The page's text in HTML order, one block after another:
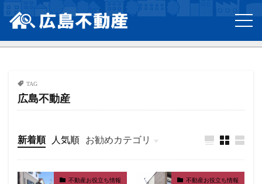
TAG
広島不動産
新着順 人気順
お勧めカテゴリ
不動産お役立ち情報 不動産お役立ち情報